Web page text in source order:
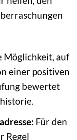
Möglichkeit, auf
einer positiven
bewertet
Für den
Regel